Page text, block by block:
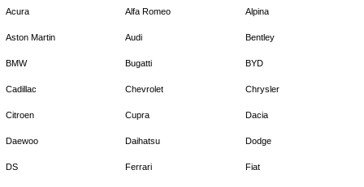
Acura Alfa Romeo Alpina
Aston Martin Audi Bentley
BMW Bugatti BYD
Cadillac Chevrolet Chrysler
Citroen Cupra Dacia
Daewoo Daihatsu Dodge
DS Ferrari Fiat